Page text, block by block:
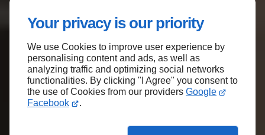
Your privacy is our priority
We use Cookies to improve user experience by
personalising content and ads, as well as
analyzing traffic and optimizing social networks
functionalities. By clicking "I Agree" you consent to
the use of Cookies from our providers Google
Facebook
.